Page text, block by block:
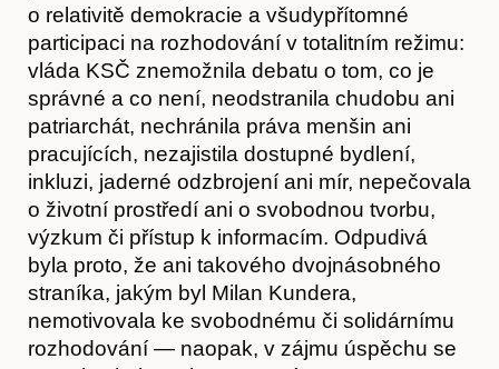
Akce
o relativitě demokracie a všudypřítomné
participaci na rozhodování v totalitním režimu:
vláda KSČ znemožnila debatu o tom, co je
správné a co není, neodstranila chudobu ani
patriarchát, nechránila práva menšin ani
pracujících, nezajistila dostupné bydlení,
inkluzi, jaderné odzbrojení ani mír, nepečovala
o životní prostředí ani o svobodnou tvorbu,
výzkum či přístup k informacím. Odpudivá
byla proto, že ani takového dvojnásobného
straníka, jakým byl Milan Kundera,
nemotivovala ke svobodnému či solidárnímu
rozhodování — naopak, v zájmu úspěchu se